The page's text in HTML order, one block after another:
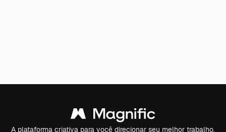
A plataforma criativa para você direcionar seu melhor trabalho.